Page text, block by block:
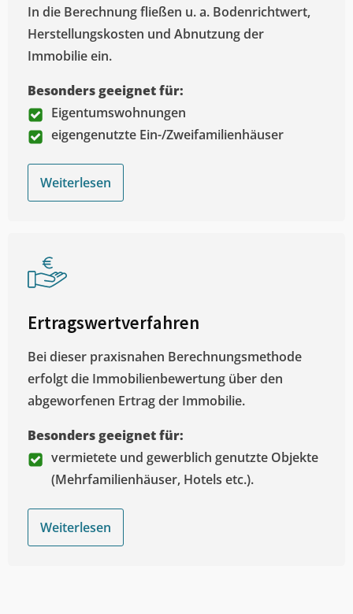
In die Berechnung fließen u. a. Bodenrichtwert,
Herstellungskosten und Abnutzung der
Immobilie ein.
Besonders geeignet für:
Eigentumswohnungen
eigengenutzte Ein-/Zweifamilienhäuser
Weiterlesen
Ertragswertverfahren
Bei dieser praxisnahen Berechnungsmethode
erfolgt die Immobilienbewertung über den
abgeworfenen Ertrag der Immobilie.
Besonders geeignet für:
vermietete und gewerblich genutzte Objekte
(Mehrfamilienhäuser, Hotels etc.).
Weiterlesen